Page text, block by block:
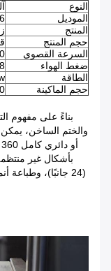
النوع
الموديل
المنتج
حجم المنتج
قطر
السرعة القصوى
50
ضغط الهواء
الطاقة
حجم الماكينة
بناءً على مفهوم
والختم الساخن،
بأشكال غير
(24 جانبًا)،